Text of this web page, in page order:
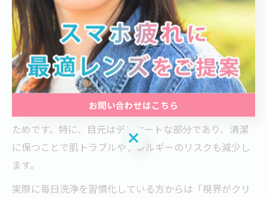
メガネの清潔を保つための簡単ケア術
メガネを毎日洗うべき理由とその効果
メガネを毎日洗うべき理由は、皮脂や汗、メイクなどの
汚れが日常的に付着しやすく、放置するとレンズの曇り
やフレームの劣化、さらには衛生面にも悪影響を及ぼす
ためです。特に、目元はデリケートな部分であり、清潔
に保つことで肌トラブルやアレルギーのリスクも減少し
ます。
実際に毎日洗浄を習慣化している方からは「視界がクリ
お問い合わせはこちら
お問い合わせはこちら